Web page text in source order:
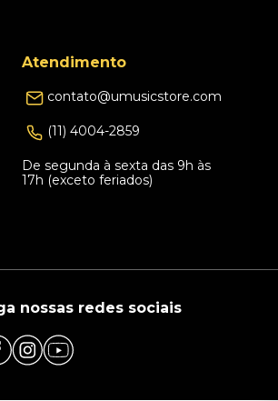
Atendimento
contato@umusicstore.com
(11) 4004-2859
De segunda à sexta das 9h às
17h (exceto feriados)
nossas redes sociais